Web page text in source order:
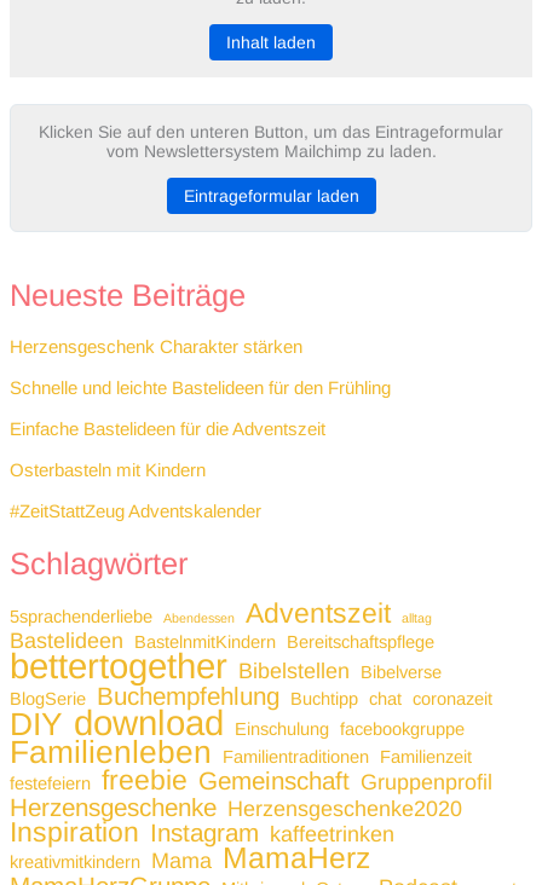
Inhalt laden
Klicken Sie auf den unteren Button, um das Eintrageformular
vom Newslettersystem Mailchimp zu laden.
Eintrageformular laden
Neueste Beiträge
Herzensgeschenk Charakter stärken
Schnelle und leichte Bastelideen für den Frühling
Einfache Bastelideen für die Adventszeit
Osterbasteln mit Kindern
#ZeitStattZeug Adventskalender
Schlagwörter
5sprachenderliebe Abendessen Adventszeit alltag
Bastelideen BastelnmitKindern Bereitschaftspflege
bettertogether Bibelstellen
Bibelverse
BlogSerie
Buchempfehlung Buchtipp chat coronazeit
DIY download Einschulung facebookgruppe
Familienleben Familientraditionen
Familienzeit
festefeiern freebie Gemeinschaft Gruppenprofil
Herzensgeschenke Herzensgeschenke2020
Inspiration Instagram kaffeetrinken
kreativmitkindern Mama MamaHerz